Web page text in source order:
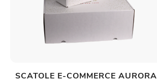
SCATOLE E-COMMERCE AURORA